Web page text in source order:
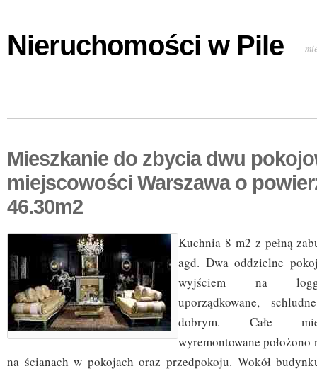
Nieruchomości w Pile
Mieszkanie do zbycia dwu
miejscowości Warszawa o
46.30m2
Kuchnia 8 m2 z pełną
agd. Dwa oddzielne
wyjściem na
uporządkowane,
dobrym. Całe
wyremontowane położono
na ścianach w pokojach oraz przedpokoju. Wokół